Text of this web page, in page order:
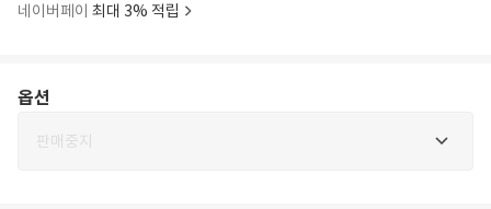
네이버페이 최대 3% 적립
옵션
판매중지